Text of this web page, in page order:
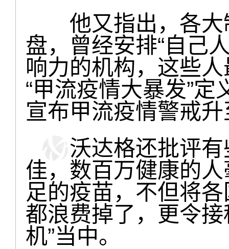
他又指出，各大
盘，曾经安排“自己
响力的机构，这些
“甲流疫情大暴发”
宣布甲流疫情警戒
沃达格还批评有
佳，数百万健康的
足的疫苗，不但将
都浪费掉了，更令
机”当中。